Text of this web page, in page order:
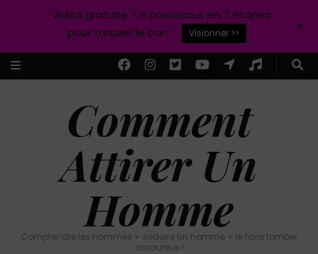
Comment
Attirer Un
Homme
Comprendre les hommes + séduire un homme + le faire tomber
amoureux !
Vidéo gratuite "Le processus en 7 étapes
pour trouver le bon"
Visionner >> +